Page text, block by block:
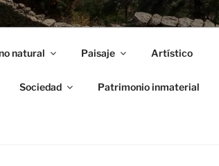
natural Paisaje Artístico
Sociedad Patrimonio inmaterial